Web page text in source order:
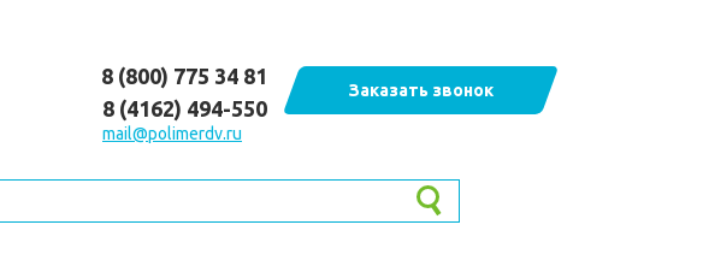
8 (800) 775 34 81
8 (4162) 494-550
mail@polimerdv.ru
Заказать звонок